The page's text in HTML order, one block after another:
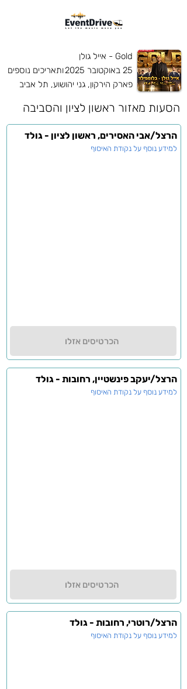
Gold - אייל גולן
ותאריכים נוספים
25 באוקטובר 2025
פארק הירקון, גני יהושוע, תל אביב
ראשון לציון והסביבה הסעות מאזור
הרצל/אבי האסירים, ראשון לציון - גולד
למידע נוסף על נקודת האיסוף
הכרטיסים אזלו
הרצל/יעקב פינשטיין, רחובות - גולד
למידע נוסף על נקודת האיסוף
הכרטיסים אזלו
הרצל/רוטרי, רחובות - גולד
למידע נוסף על נקודת האיסוף